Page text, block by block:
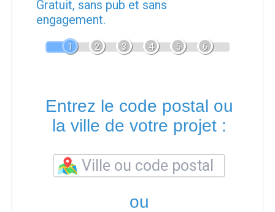
Gratuit, sans pub et sans
engagement.
1 2 3 4 5 6
Entrez le code postal ou
la ville de votre projet :
ou